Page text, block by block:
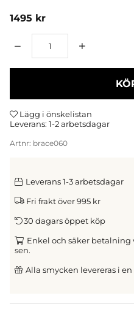
1495 kr
Lägg i önskelistan
Leverans: 1-2 arbetsdagar
Artnr: brace060
Leverans 1-3 arbetsdagar
Fri frakt över 995 kr
30 dagars öppet köp
Enkel och säker betalning
sen.
Alla smycken levereras i en